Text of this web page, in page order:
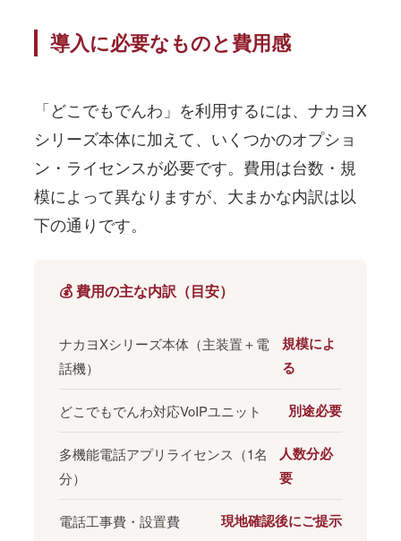
導入に必要なものと費用感
「どこでもでんわ」を利用するには、ナカヨX
シリーズ本体に加えて、いくつかのオプショ
ン・ライセンスが必要です。費用は台数・規
模によって異なりますが、大まかな内訳は以
下の通りです。
💰 費用の主な内訳（目安）
ナカヨXシリーズ本体（主装置＋電
話機）
規模によ
る
どこでもでんわ対応VoIPユニット 別途必要
多機能電話アプリライセンス（1名
分）
人数分必
要
電話工事費・設置費 現地確認後にご提示